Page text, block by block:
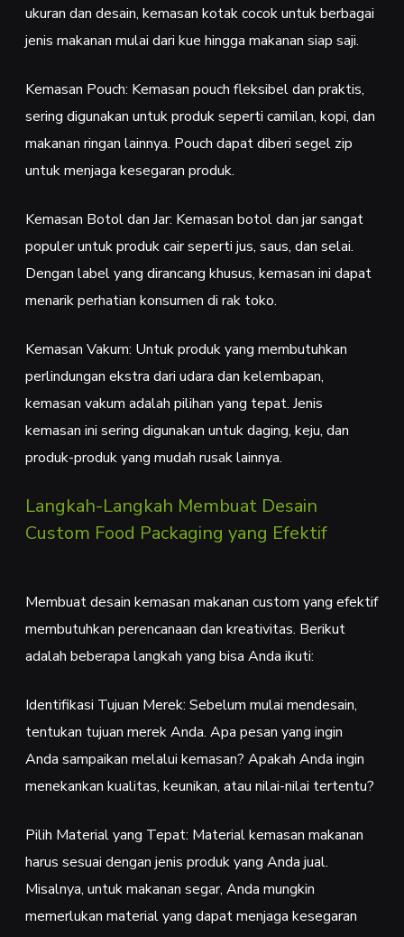
ukuran dan desain, kemasan kotak cocok untuk berbagai
jenis makanan mulai dari kue hingga makanan siap saji.
Kemasan Pouch: Kemasan pouch fleksibel dan praktis,
sering digunakan untuk produk seperti camilan, kopi, dan
makanan ringan lainnya. Pouch dapat diberi segel zip
untuk menjaga kesegaran produk.
Kemasan Botol dan Jar: Kemasan botol dan jar sangat
populer untuk produk cair seperti jus, saus, dan selai.
Dengan label yang dirancang khusus, kemasan ini dapat
menarik perhatian konsumen di rak toko.
Kemasan Vakum: Untuk produk yang membutuhkan
perlindungan ekstra dari udara dan kelembapan,
kemasan vakum adalah pilihan yang tepat. Jenis
kemasan ini sering digunakan untuk daging, keju, dan
produk-produk yang mudah rusak lainnya.
Langkah-Langkah Membuat Desain
Custom Food Packaging yang Efektif
Membuat desain kemasan makanan custom yang efektif
membutuhkan perencanaan dan kreativitas. Berikut
adalah beberapa langkah yang bisa Anda ikuti:
Identifikasi Tujuan Merek: Sebelum mulai mendesain,
tentukan tujuan merek Anda. Apa pesan yang ingin
Anda sampaikan melalui kemasan? Apakah Anda ingin
menekankan kualitas, keunikan, atau nilai-nilai tertentu?
Pilih Material yang Tepat: Material kemasan makanan
harus sesuai dengan jenis produk yang Anda jual.
Misalnya, untuk makanan segar, Anda mungkin
memerlukan material yang dapat menjaga kesegaran